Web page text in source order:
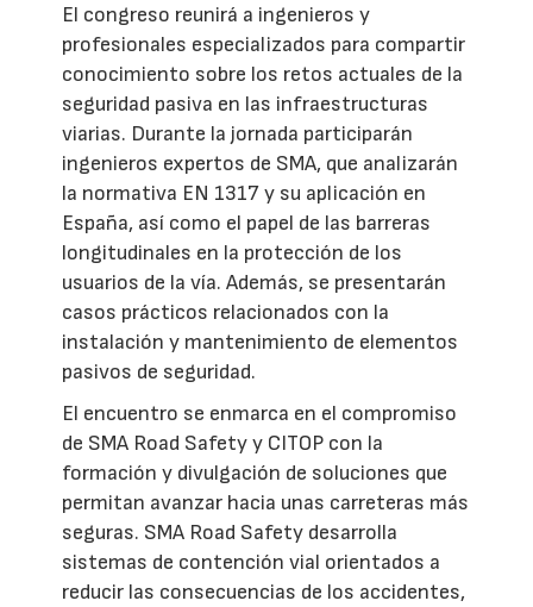
El congreso reunirá a ingenieros y
profesionales especializados para compartir
conocimiento sobre los retos actuales de la
seguridad pasiva en las infraestructuras
viarias. Durante la jornada participarán
ingenieros expertos de SMA, que analizarán
la normativa EN 1317 y su aplicación en
España, así como el papel de las barreras
longitudinales en la protección de los
usuarios de la vía. Además, se presentarán
casos prácticos relacionados con la
instalación y mantenimiento de elementos
pasivos de seguridad.
El encuentro se enmarca en el compromiso
de SMA Road Safety y CITOP con la
formación y divulgación de soluciones que
permitan avanzar hacia unas carreteras más
seguras. SMA Road Safety desarrolla
sistemas de contención vial orientados a
reducir las consecuencias de los accidentes,